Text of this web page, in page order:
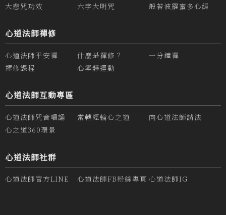
大悲咒功效
六字大明咒 般若波羅蜜多心經
心道法師禪修
心道法師平安禪 什麼是禪修？
一分鐘禪
禪修課程
心寧靜運動
心道法師互動專區
心道法師咒音唱誦 常轉經輪心之道
向心道法師請法
心之道360環景
心道法師社群
心道法師官方LINE 心道法師FB粉絲專頁 心道法師IG